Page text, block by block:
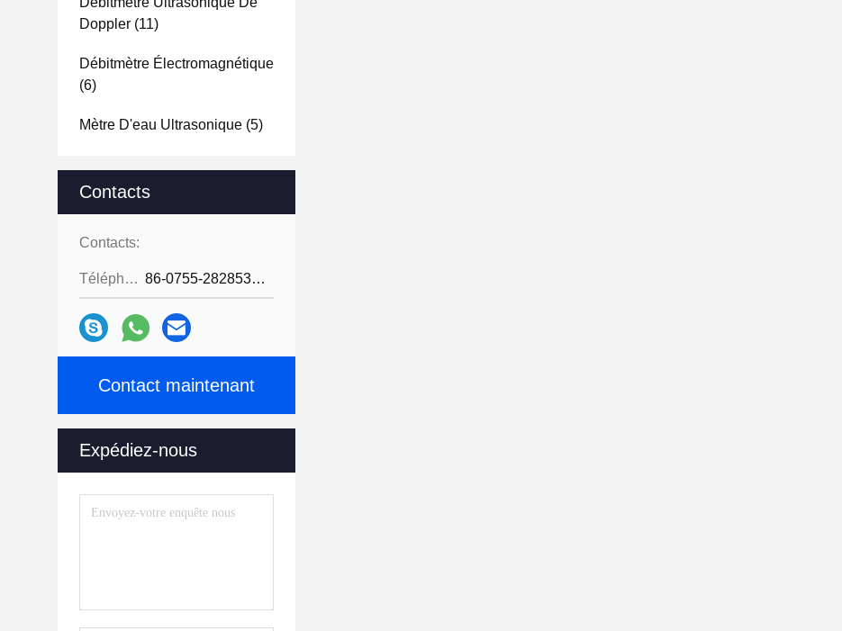
Doppler (11)
Débitmètre Électromagnétique
(6)
Mètre D'eau Ultrasonique (5)
Contacts
Contacts:
Téléphone: 86-0755-28285391
Contact maintenant
Expédiez-nous